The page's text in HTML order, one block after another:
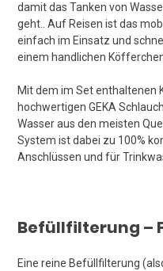
damit das Tanken von
geht.. Auf Reisen ist das
einfach im Einsatz und
einem handlichen
Mit dem im Set enthaltenen
hochwertigen GEKA
Wasser aus den meisten
System ist dabei zu 100%
Anschlüssen und für
Befüllfilterung –
Eine reine Befüllfilterung